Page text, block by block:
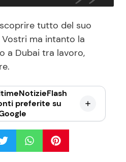
tutto del suo
ma intanto la
a Dubai tra lavoro,
preferite su